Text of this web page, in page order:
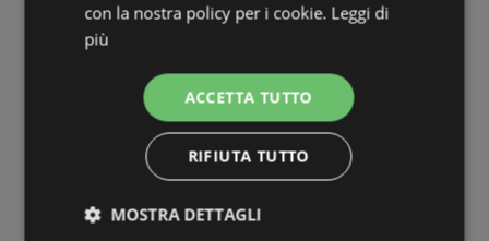
con la nostra policy per i cookie. Leggi di
più
ACCETTA TUTTO
RIFIUTA TUTTO
MOSTRA DETTAGLI